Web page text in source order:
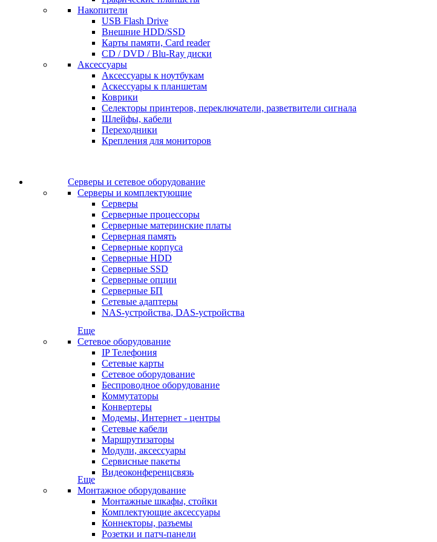
Накопители
USB Flash Drive
Внешние HDD/SSD
Карты памяти, Card reader
CD / DVD / Blu-Ray диски
Аксессуары
Аксессуары к ноутбукам
Аскессуары к планшетам
Коврики
Селекторы принтеров, переключатели, разветвители сигнала
Шлейфы, кабели
Переходники
Крепления для мониторов
Серверы и сетевое оборудование
Серверы и комплектующие
Серверы
Серверные процессоры
Серверные материнские платы
Серверная память
Серверные корпуса
Серверные HDD
Серверные SSD
Серверные опции
Серверные БП
Сетевые адаптеры
NAS-устройства, DAS-устройства
Еще
Сетевое оборудование
IP Телефония
Сетевые карты
Сетевое оборудование
Беспроводное оборудование
Коммутаторы
Конвертеры
Модемы, Интернет - центры
Сетевые кабели
Маршрутизаторы
Модули, аксессуары
Сервисные пакеты
Видеоконференцсвязь
Еще
Монтажное оборудование
Монтажные шкафы, стойки
Комплектующие аксессуары
Коннекторы, разъемы
Розетки и патч-панели